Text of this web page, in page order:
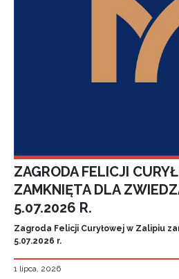
ZAGRODA FELICJI
ZAMKNIĘTA DLA
5.07.2026 R.
Zagroda Felicji Curyłowej w Zalipiu
5.07.2026 r.
1 lipca, 2026